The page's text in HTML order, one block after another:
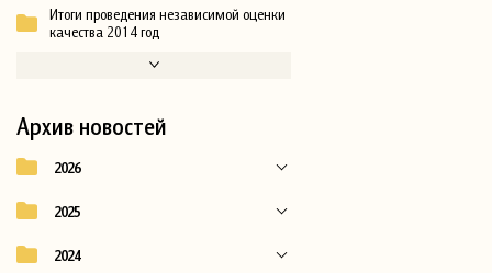
Итоги проведения независимой оценки
качества 2014 год
Архив новостей
2026
2025
2024